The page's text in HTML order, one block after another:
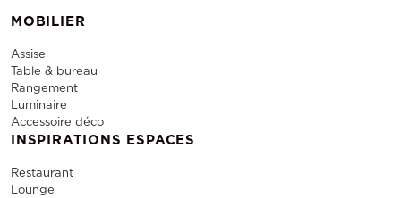
MOBILIER
Assise
Table & bureau
Rangement
Luminaire
Accessoire déco
INSPIRATIONS ESPACES
Restaurant
Lounge